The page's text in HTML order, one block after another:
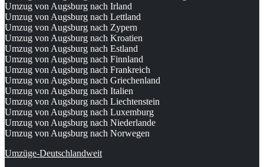
Umzug von Augsburg nach Irland
Umzug von Augsburg nach Lettland
Umzug von Augsburg nach Zypern
Umzug von Augsburg nach Kroatien
Umzug von Augsburg nach Estland
Umzug von Augsburg nach Finnland
Umzug von Augsburg nach Frankreich
Umzug von Augsburg nach Griechenland
Umzug von Augsburg nach Italien
Umzug von Augsburg nach Liechtenstein
Umzug von Augsburg nach Luxemburg
Umzug von Augsburg nach Niederlande
Umzug von Augsburg nach Norwegen
Umzüge-Deutschlandweit